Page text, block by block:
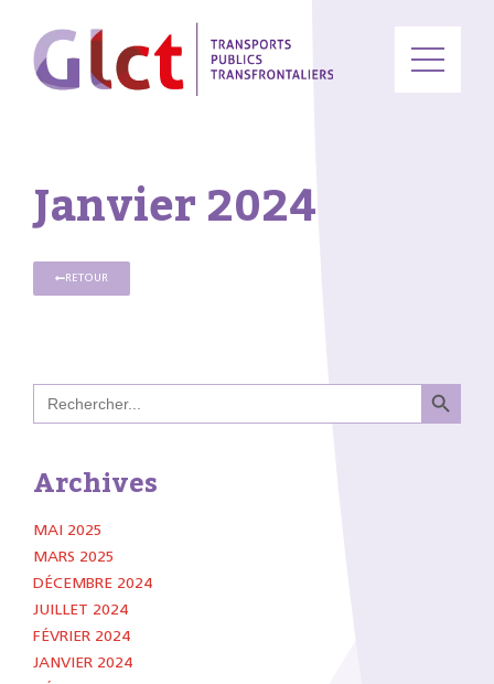
Janvier 2024
RETOUR
Search
for:
Search
Archives
MAI 2025
MARS 2025
DÉCEMBRE 2024
JUILLET 2024
FÉVRIER 2024
JANVIER 2024